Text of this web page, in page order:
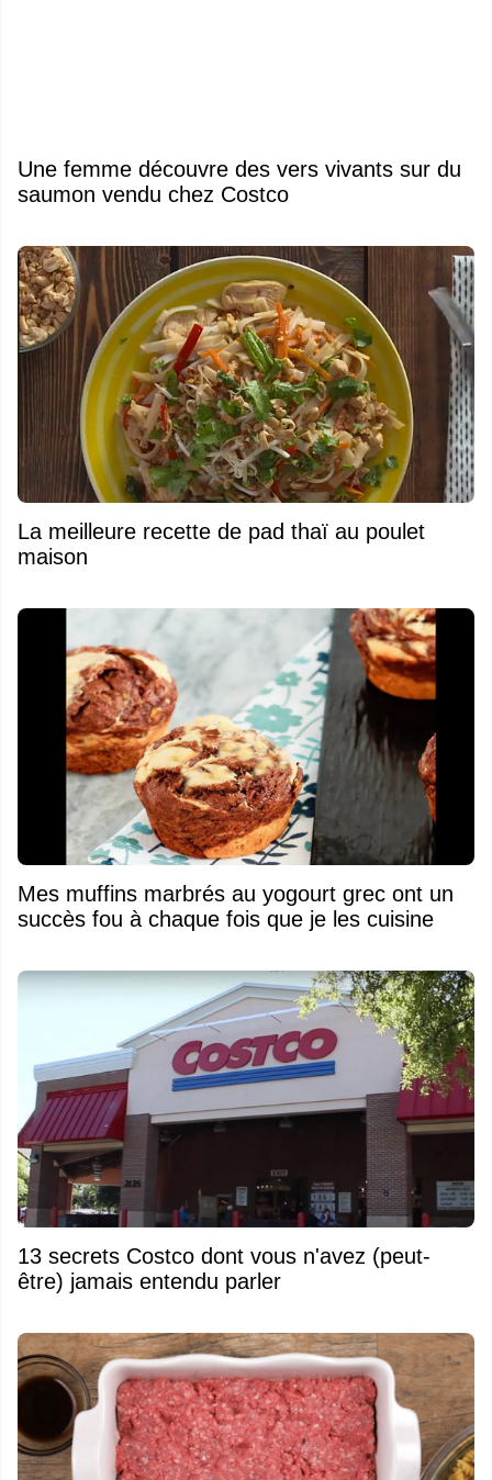
Une femme découvre des vers vivants sur du
saumon vendu chez Costco
La meilleure recette de pad thaï au poulet
maison
Mes muffins marbrés au yogourt grec ont un
succès fou à chaque fois que je les cuisine
13 secrets Costco dont vous n'avez (peut-
être) jamais entendu parler